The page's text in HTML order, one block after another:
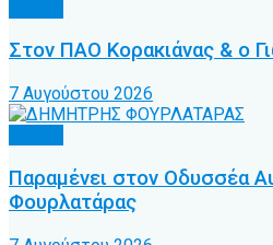
Στον ΠΑΟ Κορακιάνας & ο
7 Αυγούστου 2026
Παραμένει στον Οδυσσέα
Φουρλατάρας